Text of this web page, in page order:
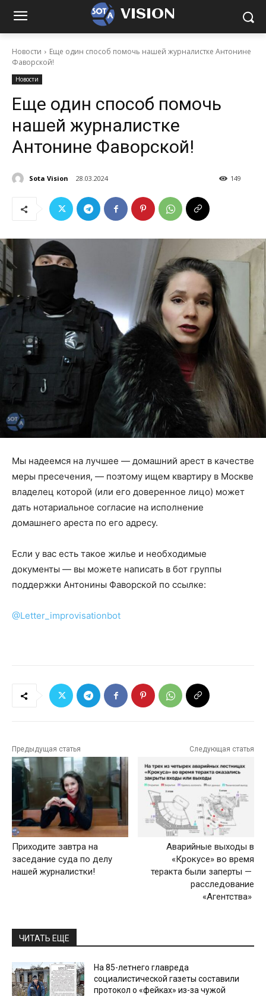
VISION
Новости
Еще один способ помочь нашей журналистке Антонине
Фаворской!
Новости
Еще один способ помочь
нашей журналистке
Антонине Фаворской!
Sota Vision 28.03.2024 149
Мы надеемся на лучшее — домашний арест в качестве
меры пресечения, — поэтому ищем квартиру в Москве
владелец которой (или его доверенное лицо) может
дать нотариальное согласие на исполнение
домашнего ареста по его адресу.
Если у вас есть такое жилье и необходимые
документы — вы можете написать в бот группы
поддержки Антонины Фаворской по ссылке:
@Letter_improvisationbot
Предыдущая статья
Приходите завтра на
заседание суда по делу
нашей журналистки!
Следующая статья
Аварийные выходы в
«Крокусе» во время
теракта были заперты —
расследование
«Агентства»
ЧИТАТЬ ЕЩЕ
На 85-летнего главреда
социалистической газеты составили
протокол о «фейках» из-за чужой